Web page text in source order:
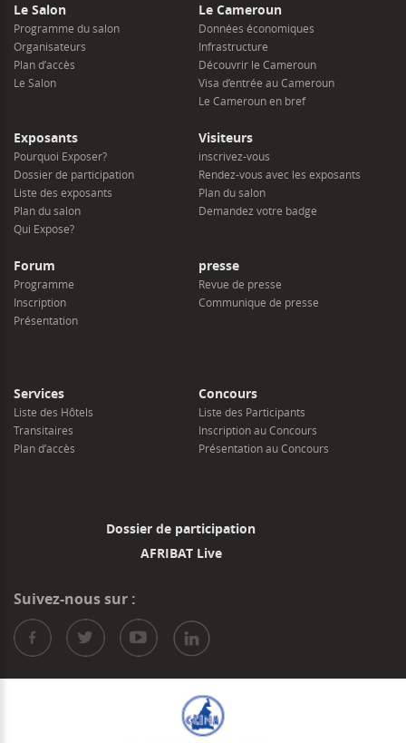
Le Salon
Le Salon
Programme du salon
Organisateurs
Plan d’accès
Le Cameroun
Le Cameroun en bref
Données économiques
Infrastructure
Découvrir le Cameroun
Visa d’entrée au Cameroun
Exposants
Qui Expose?
Pourquoi Exposer?
Dossier de participation
Liste des exposants
Plan du salon
Visiteurs
Demandez votre badge
inscrivez-vous
Rendez-vous avec les exposants
Plan du salon
Forum
Présentation
Programme
Inscription
presse
Communique de presse
Revue de presse
Services
Plan d’accès
Liste des Hôtels
Transitaires
Concours
Présentation au Concours
Liste des Participants
Inscription au Concours
Dossier de participation
AFRIBAT Live
Suivez-nous sur :